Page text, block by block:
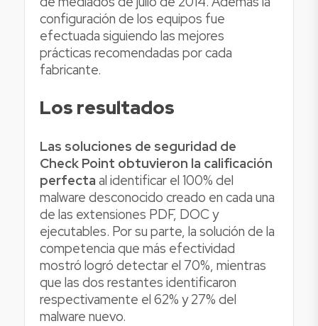
configuración de los equipos fue
efectuada siguiendo las mejores
prácticas recomendadas por cada
fabricante.
Los resultados
Las soluciones de seguridad de
Check Point obtuvieron la calificación
perfectaal identificar el 100% del
malware desconocido creado en cada una
de las extensiones PDF, DOC y
ejecutables. Por su parte, la solución de la
competencia que más efectividad
mostró logró detectar el 70%, mientras
que las dos restantes identificaron
respectivamente el 62% y 27% del
malware nuevo.